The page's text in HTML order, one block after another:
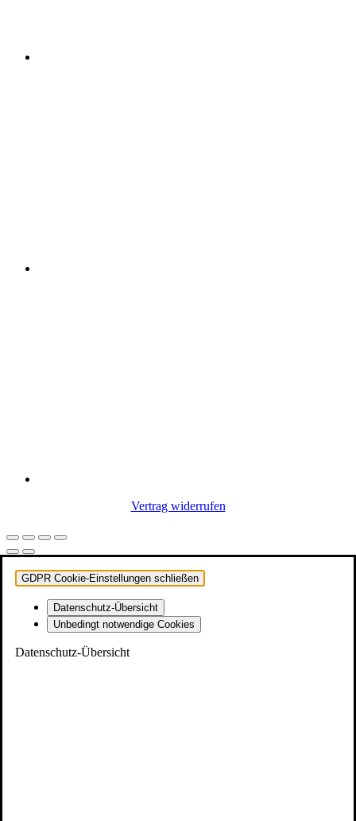
Vertrag widerrufen
GDPR Cookie-Einstellungen schließen
Datenschutz-Übersicht
Unbedingt notwendige Cookies
Datenschutz-Übersicht